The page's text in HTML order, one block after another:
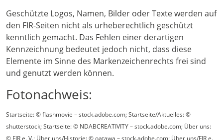
Geschützte Logos, Namen, Bilder oder Texte werden auf
den FIR-Seiten nicht als urheberechtlich geschützt
kenntlich gemacht. Das Fehlen einer derartigen
Kennzeichnung bedeutet jedoch nicht, dass diese
Elemente im Sinne des Markenzeichenrechts frei sind
und genutzt werden können.
Fotonachweis:
Startseite: © flashmovie – stock.adobe.com; Startseite/Aktuelles: ©
shutterstock; Startseite: © NDABCREATIVITY – stock.adobe.com; Über uns: